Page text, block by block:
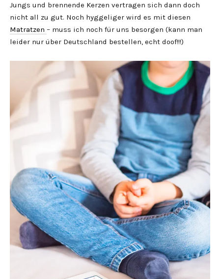
Jungs und brennende Kerzen vertragen sich dann doch
nicht all zu gut. Noch hyggeliger wird es mit diesen
Matratzen – muss ich noch für uns besorgen (kann man
leider nur über Deutschland bestellen, echt doof!!!)